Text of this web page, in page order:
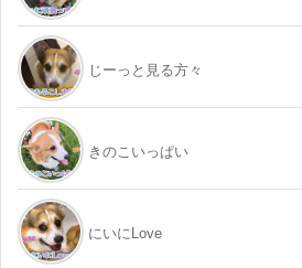
じーっと見る方々
きのこいっぱい
にいにLove